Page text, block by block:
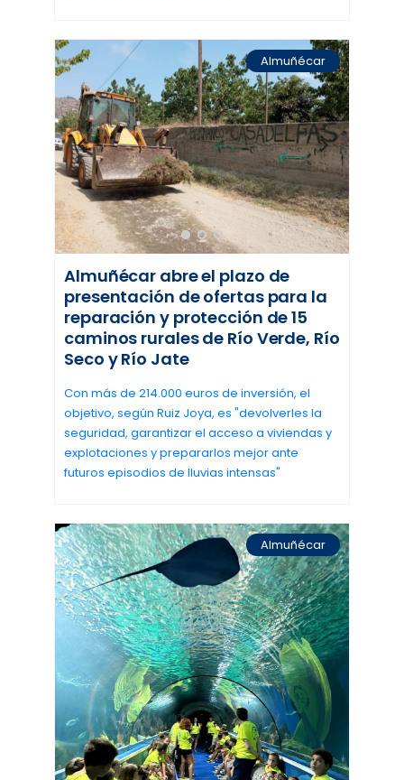
Almuñécar
Almuñécar abre el plazo de
presentación de ofertas para la
reparación y protección de 15
caminos rurales de Río Verde, Río
Seco y Río Jate
Con más de 214.000 euros de inversión, el
objetivo, según Ruiz Joya, es "devolverles la
seguridad, garantizar el acceso a viviendas y
explotaciones y prepararlos mejor ante
futuros episodios de lluvias intensas"
Almuñécar